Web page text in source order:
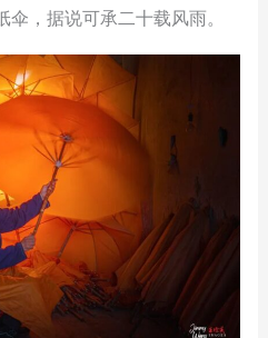
，据说可承二十载风雨。